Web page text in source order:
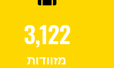
3,122
מזוודות